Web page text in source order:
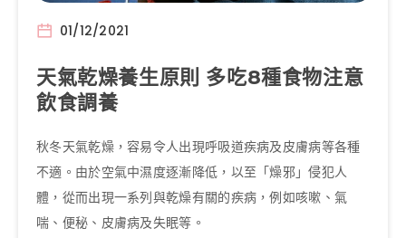
01/12/2021
天氣乾燥養生原則 多吃8種食物注意
飲食調養
秋冬天氣乾燥，容易令人出現呼吸道疾病及皮膚病等各種
不適。由於空氣中濕度逐漸降低，以至「燥邪」侵犯人
體，從而出現一系列與乾燥有關的疾病，例如咳嗽、氣
喘、便秘、皮膚病及失眠等。